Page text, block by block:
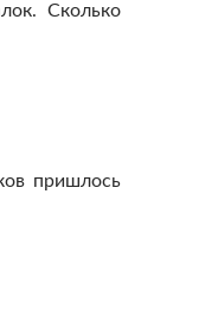
Сколько
пришлось